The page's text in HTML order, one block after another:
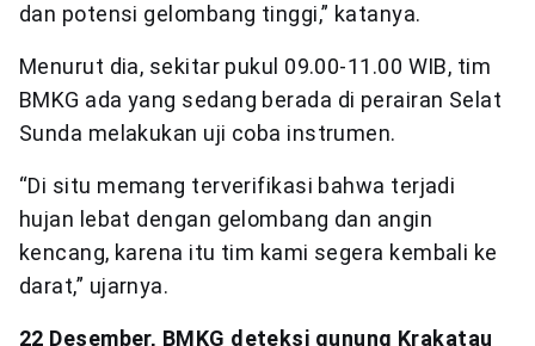
dan potensi gelombang tinggi,” katanya.
Menurut dia, sekitar pukul 09.00-11.00 WIB, tim
BMKG ada yang sedang berada di perairan Selat
Sunda melakukan uji coba instrumen.
“Di situ memang terverifikasi bahwa terjadi
hujan lebat dengan gelombang dan angin
kencang, karena itu tim kami segera kembali ke
darat,” ujarnya.
22 Desember, BMKG deteksi gunung Krakatau